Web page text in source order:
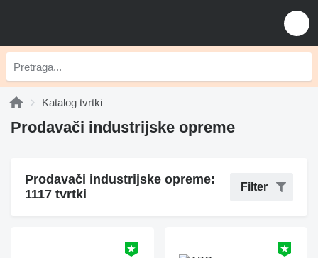
Katalog tvrtki
Prodavači industrijske opreme
Prodavači industrijske opreme:
1117 tvrtki
Filter